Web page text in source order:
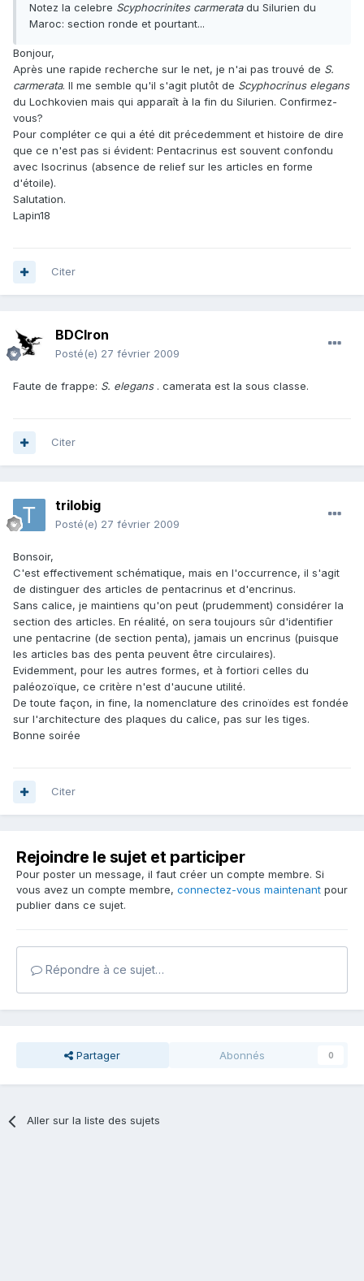
Notez la celebre Scyphocrinites carmeratadu Silurien du
Maroc: section ronde et pourtant...
Bonjour,
Après une rapide recherche sur le net, je n'ai pas trouvé de S.
carmerata. Il me semble qu'il s'agit plutôt de Scyphocrinus elegans
du Lochkovien mais qui apparaît à la fin du Silurien. Confirmez-
vous?
Pour compléter ce qui a été dit précedemment et histoire de dire
que ce n'est pas si évident: Pentacrinus est souvent confondu
avec Isocrinus (absence de relief sur les articles en forme
d'étoile).
Salutation.
Lapin18
Citer
BDCIron
Posté(e) 27 février 2009
Faute de frappe: S. elegans. camerata est la sous classe.
Citer
trilobig
Posté(e) 27 février 2009
Bonsoir,
C'est effectivement schématique, mais en l'occurrence, il s'agit
de distinguer des articles de pentacrinus et d'encrinus.
Sans calice, je maintiens qu'on peut (prudemment) considérer la
section des articles. En réalité, on sera toujours sûr d'identifier
une pentacrine (de section penta), jamais un encrinus (puisque
les articles bas des penta peuvent être circulaires).
Evidemment, pour les autres formes, et à fortiori celles du
paléozoïque, ce critère n'est d'aucune utilité.
De toute façon, in fine, la nomenclature des crinoïdes est fondée
sur l'architecture des plaques du calice, pas sur les tiges.
Bonne soirée
Citer
Rejoindre le sujet et participer
Pour poster un message, il faut créer un compte membre. Si
vous avez un compte membre, connectez-vous maintenant pour
publier dans ce sujet.
Répondre à ce sujet…
Partager Abonnés 0
Aller sur la liste des sujets